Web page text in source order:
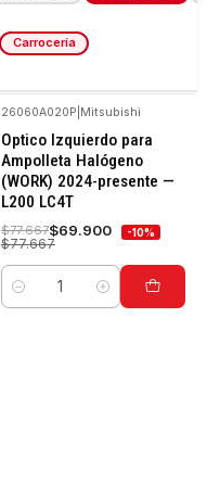
Carrocería
-10%
OFF
26060A020P Mitsubishi
Optico Izquierdo para
Ampolleta Halógeno
(WORK) 2024-presente —
L200 LC4T
$77.667$69.900 -10%
$77.667
Cantidad